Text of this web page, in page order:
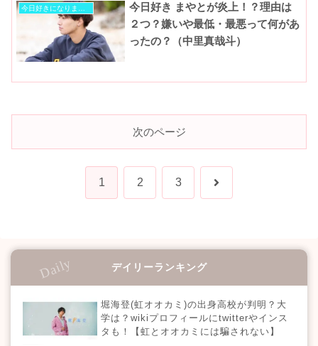
今日好きになりました
今日好き まやとが炎上！？理由は
２つ？嫌いや最低・最悪って何があ
ったの？（中里真哉斗）
次のページ
1 2 3 次
デイリーランキング
堀海登(虹オオカミ)の出身高校が判明？大
学は？wikiプロフィールにtwitterやインス
タも！【虹とオオカミには騙されない】